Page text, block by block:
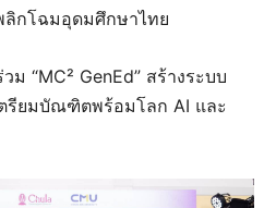
ลิกโฉมอุดมศึกษาไทย
ม “MC² GenEd” สร้างระบบ
รียมบัณฑิตพร้อมโลก AI และ